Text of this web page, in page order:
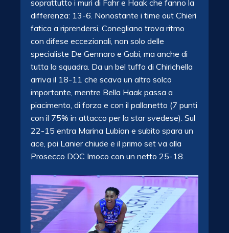
soprattutto i muri di Fahr e Haak che fanno la
differenza: 13-6. Nonostante i time out Chieri
fatica a riprendersi, Conegliano trova ritmo
con difese eccezionali, non solo delle
specialiste De Gennaro e Gabi, ma anche di
tutta la squadra. Da un bel tuffo di Chirichella
arriva il 18-11 che scava un altro solco
importante, mentre Bella Haak passa a
piacimento, di forza e con il pallonetto (7 punti
con il 75% in attacco per la star svedese). Sul
22-15 entra Marina Lubian e subito spara un
ace, poi Lanier chiude e il primo set va alla
Prosecco DOC Imoco con un netto 25-18.